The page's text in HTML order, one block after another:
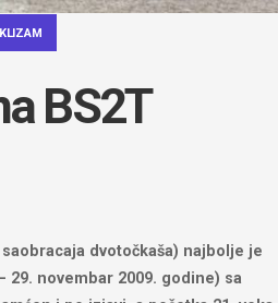
BS2T
dvotočkaša) najbolje je
novembar 2009. godine) sa